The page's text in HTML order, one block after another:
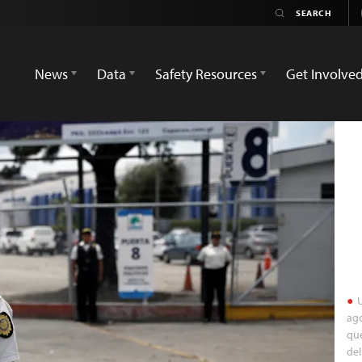
News
Data Safety Resources Get Involved